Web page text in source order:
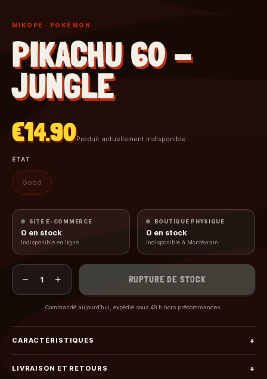
MIKOPE · POKÉMON
PIKACHU 60 -
JUNGLE
€14.90Produit actuellement indisponible
ÉTAT
Good
SITE E-COMMERCE
0 en stock
Indisponible en ligne
BOUTIQUE PHYSIQUE
0 en stock
Indisponible à Montévrain
− 1 + RUPTURE DE STOCK
Commandé aujourd’hui, expédié sous 48 h hors précommandes.
CARACTÉRISTIQUES +
LIVRAISON ET RETOURS +